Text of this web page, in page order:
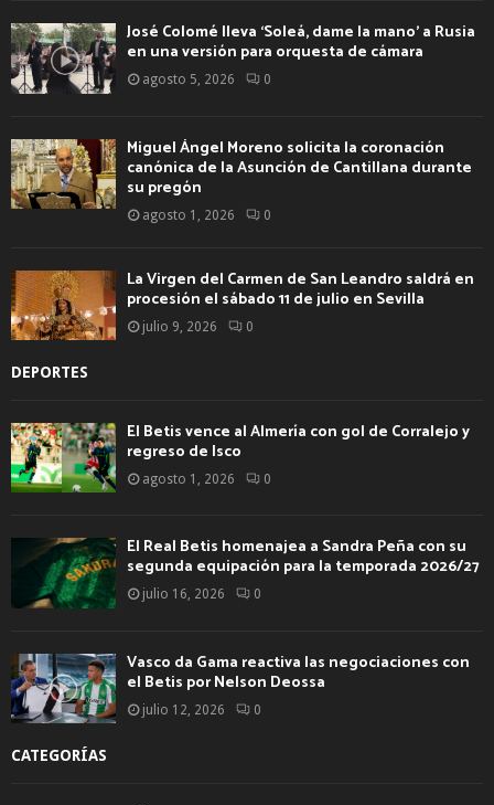
José Colomé lleva ‘Soleá, dame la mano’ a Rusia
en una versión para orquesta de cámara
agosto 5, 2026 0
Miguel Ángel Moreno solicita la coronación
canónica de la Asunción de Cantillana durante
su pregón
agosto 1, 2026 0
La Virgen del Carmen de San Leandro saldrá en
procesión el sábado 11 de julio en Sevilla
julio 9, 2026 0
DEPORTES
El Betis vence al Almería con gol de Corralejo y
regreso de Isco
agosto 1, 2026 0
El Real Betis homenajea a Sandra Peña con su
segunda equipación para la temporada 2026/27
julio 16, 2026 0
Vasco da Gama reactiva las negociaciones con
el Betis por Nelson Deossa
julio 12, 2026 0
CATEGORÍAS